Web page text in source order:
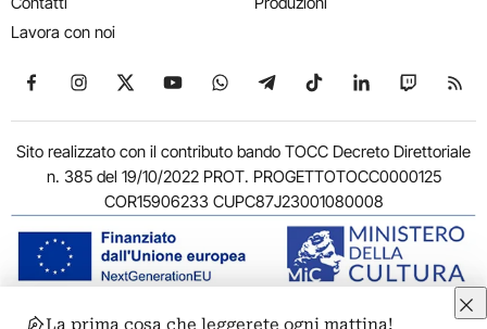
Lavora con noi
Seguici su Facebook
Seguici su Instagram
Seguici su X
Seguici su YouTube
Seguici su WhatsApp
Seguici su Telegram
Seguici su TikTok
Seguici su
Seguici
Sito realizzato con il contributo bando TOCC Decreto Direttoriale
n. 385 del 19/10/2022 PROT. PROGETTOTOCC0000125
COR15906233 CUPC87J23001080008
La prima cosa che leggerete ogni mattina!